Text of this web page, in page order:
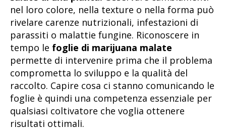
nel loro colore, nella texture o nella forma può
rivelare carenze nutrizionali, infestazioni di
parassiti o malattie fungine. Riconoscere in
tempo le foglie di marijuana malate
permette di intervenire prima che il problema
comprometta lo sviluppo e la qualità del
raccolto. Capire cosa ci stanno comunicando le
foglie è quindi una competenza essenziale per
qualsiasi coltivatore che voglia ottenere
risultati ottimali.